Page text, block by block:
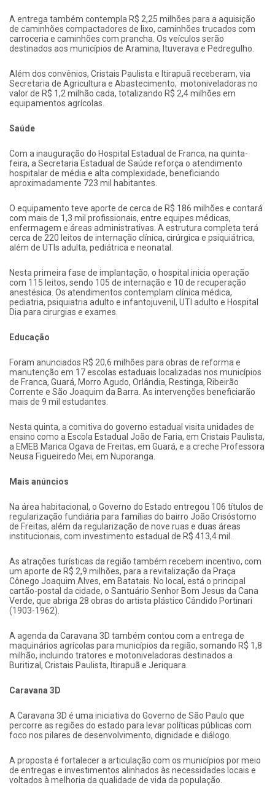
A entrega também contempla R$ 2,25 milhões para a aquisição
de caminhões compactadores de lixo, caminhões trucados com
carroceria e caminhões com prancha. Os veículos serão
destinados aos municípios de Aramina, Ituverava e Pedregulho.
Além dos convênios, Cristais Paulista e Itirapuã receberam, via
Secretaria de Agricultura e Abastecimento, motoniveladoras no
valor de R$ 1,2 milhão cada, totalizando R$ 2,4 milhões em
equipamentos agrícolas.
Saúde
Com a inauguração do Hospital Estadual de Franca, na quinta-
feira, a Secretaria Estadual de Saúde reforça o atendimento
hospitalar de média e alta complexidade, beneficiando
aproximadamente 723 mil habitantes.
O equipamento teve aporte de cerca de R$ 186 milhões e contará
com mais de 1,3 mil profissionais, entre equipes médicas,
enfermagem e áreas administrativas. A estrutura completa terá
cerca de 220 leitos de internação clínica, cirúrgica e psiquiátrica,
além de UTIs adulta, pediátrica e neonatal.
Nesta primeira fase de implantação, o hospital inicia operação
com 115 leitos, sendo 105 de internação e 10 de recuperação
anestésica. Os atendimentos contemplam clínica médica,
pediatria, psiquiatria adulto e infantojuvenil, UTI adulto e Hospital
Dia para cirurgias e exames.
Educação
Foram anunciados R$ 20,6 milhões para obras de reforma e
manutenção em 17 escolas estaduais localizadas nos municípios
de Franca, Guará, Morro Agudo, Orlândia, Restinga, Ribeirão
Corrente e São Joaquim da Barra. As intervenções beneficiarão
mais de 9 mil estudantes.
Nesta quinta, a comitiva do governo estadual visita unidades de
ensino como a Escola Estadual João de Faria, em Cristais Paulista,
a EMEB Marica Ogava de Freitas, em Guará, e a creche Professora
Neusa Figueiredo Mei, em Nuporanga.
Mais anúncios
Na área habitacional, o Governo do Estado entregou 106 títulos de
regularização fundiária para famílias do bairro João Crisóstomo
de Freitas, além da regularização de nove ruas e duas áreas
institucionais, com investimento estadual de R$ 413,4 mil.
As atrações turísticas da região também recebem incentivo, com
um aporte de R$ 2,9 milhões, para a revitalização da Praça
Cônego Joaquim Alves, em Batatais. No local, está o principal
cartão-postal da cidade, o Santuário Senhor Bom Jesus da Cana
Verde, que abriga 28 obras do artista plástico Cândido Portinari
(1903-1962).
A agenda da Caravana 3D também contou com a entrega de
maquinários agrícolas para municípios da região, somando R$ 1,8
milhão, incluindo tratores e motoniveladoras destinados a
Buritizal, Cristais Paulista, Itirapuã e Jeriquara.
Caravana 3D
A Caravana 3D é uma iniciativa do Governo de São Paulo que
percorre as regiões do estado para levar políticas públicas com
foco nos pilares de desenvolvimento, dignidade e diálogo.
A proposta é fortalecer a articulação com os municípios por meio
de entregas e investimentos alinhados às necessidades locais e
voltados à melhoria da qualidade de vida da população.